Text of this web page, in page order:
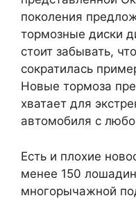
поколения
тормозные диски
стоит забывать,
сократилась
Новые тормоза
хватает для
автомобиля с
Есть и плохие
менее 150
многорычажной